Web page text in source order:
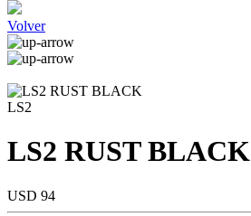
Volver
LS2
LS2 RUST BLACK
USD 94